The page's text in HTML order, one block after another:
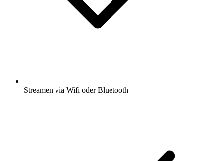
Streamen via Wifi oder Bluetooth